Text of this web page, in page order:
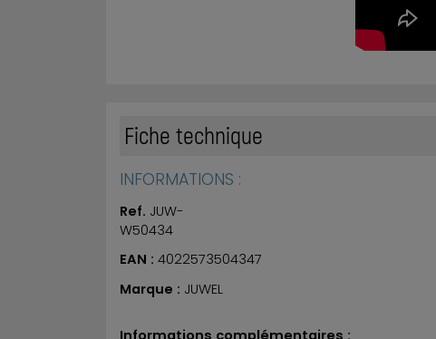
Fiche technique
INFORMATIONS :
Ref. JUW-
W50434
EAN : 4022573504347
Marque : JUWEL